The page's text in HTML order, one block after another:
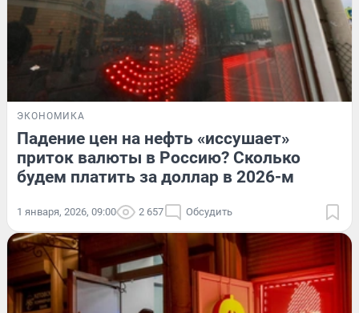
ЭКОНОМИКА
Падение цен на нефть «иссушает»
приток валюты в Россию? Сколько
будем платить за доллар в 2026-м
1 января, 2026, 09:00 2 657 Обсудить